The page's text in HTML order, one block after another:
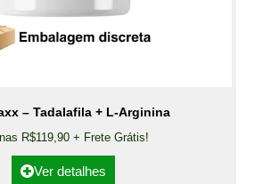
– Tadalafila + L-Arginina
R$119,90 + Frete Grátis!
Ver detalhes